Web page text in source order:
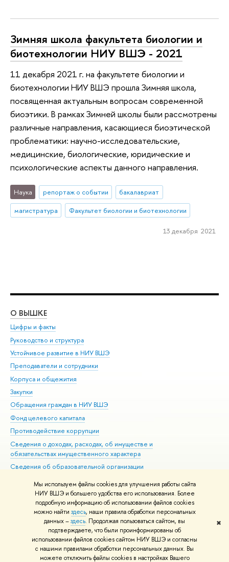
Мы используем файлы cookies для улучшения работы сайта
НИУ ВШЭ и большего удобства его использования. Более
подробную информацию об использовании файлов cookies
можно найти здесь, наши правила обработки персональных
данных –здесь. Продолжая пользоваться сайтом, вы
подтверждаете, что были проинформированы об
использовании файлов cookies сайтом НИУ ВШЭ и согласны
с нашими правилами обработки персональных данных. Вы
можете отключить файлы cookies в настройках Вашего
✖
Зимняя школа факультета биологии и
биотехнологии НИУ ВШЭ - 2021
11 декабря 2021 г. на факультете биологии и
биотехнологии НИУ ВШЭ прошла Зимняя школа,
посвященная актуальным вопросам современной
биоэтики. В рамках Зимней школы были рассмотрены
различные направления, касающиеся биоэтической
проблематики: научно-исследовательские,
медицинские, биологические, юридические и
психологические аспекты данного направления.
Наука репортаж о событии
бакалавриат
магистратура
Факультет биологии и биотехнологии
13 декабря 2021
О ВЫШКЕ
Цифры и факты
Руководство и структура
Устойчивое развитие в НИУ ВШЭ
Преподаватели и сотрудники
Корпуса и общежития
Закупки
Обращения граждан в НИУ ВШЭ
Фонд целевого капитала
Противодействие коррупции
Сведения о доходах, расходах, об имуществе и
обязательствах имущественного характера
Сведения об образовательной организации
Людям с ограниченными возможностями здоровья
Единая платежная страница
Работа в Вышке
© НИУ ВШЭ 1993–2026 Адреса и контакты Условия использования
материалов Политика конфиденциальности Карта сайта
Шрифты HSE Sans и HSE Slab разработаны вШколе дизайна НИУ ВШЭ